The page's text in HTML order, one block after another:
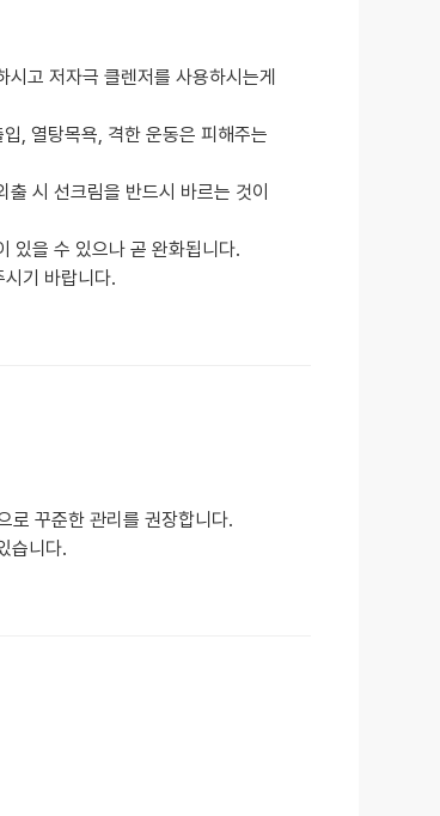
고 저자극 클렌저를 사용하시는게
, 열탕목욕, 격한 운동은 피해주는
시 선크림을 반드시 바르는 것이
있을 수 있으나 곧 완화됩니다.
기 바랍니다.
로 꾸준한 관리를 권장합니다.
습니다.